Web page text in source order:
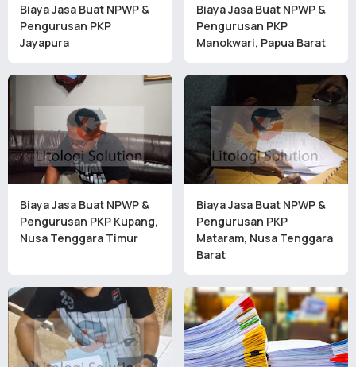
Biaya Jasa Buat NPWP &
Pengurusan PKP
Jayapura
Biaya Jasa Buat NPWP &
Pengurusan PKP
Manokwari, Papua Barat
Biaya Jasa Buat NPWP &
Pengurusan PKP Kupang,
Nusa Tenggara Timur
Biaya Jasa Buat NPWP &
Pengurusan PKP
Mataram, Nusa Tenggara
Barat